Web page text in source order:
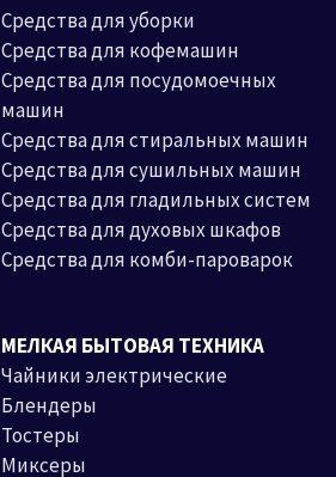
Средства для уборки
Средства для кофемашин
Средства для посудомоечных
машин
Средства для стиральных машин
Средства для сушильных машин
Средства для гладильных систем
Средства для духовых шкафов
Средства для комби-пароварок
МЕЛКАЯ БЫТОВАЯ ТЕХНИКА
Чайники электрические
Блендеры
Тостеры
Миксеры